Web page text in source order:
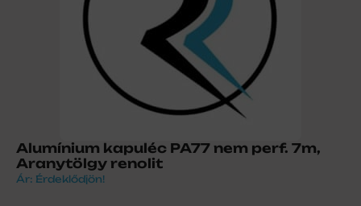
Alumínium kapuléc PA77 nem perf. 7m,
Aranytölgy renolit
Ár: Érdeklődjön!